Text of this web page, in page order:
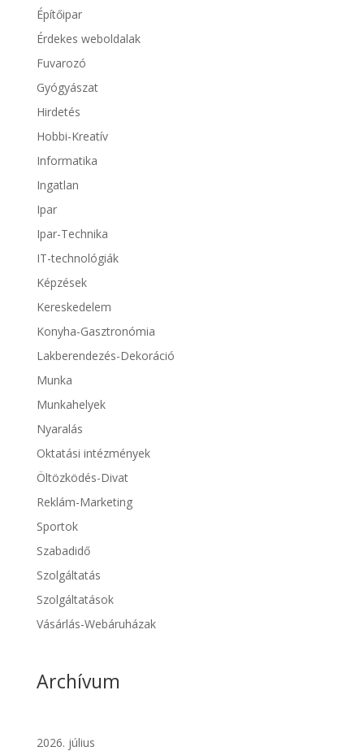
Építőipar
Érdekes weboldalak
Fuvarozó
Gyógyászat
Hirdetés
Hobbi-Kreatív
Informatika
Ingatlan
Ipar
Ipar-Technika
IT-technológiák
Képzések
Kereskedelem
Konyha-Gasztronómia
Lakberendezés-Dekoráció
Munka
Munkahelyek
Nyaralás
Oktatási intézmények
Öltözködés-Divat
Reklám-Marketing
Sportok
Szabadidő
Szolgáltatás
Szolgáltatások
Vásárlás-Webáruházak
Archívum
2026. július